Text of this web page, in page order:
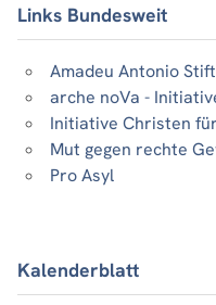
Links Bundesweit
Amadeu Antonio
arche noVa -
Initiative Christen
Mut gegen rechte
Pro Asyl
Kalenderblatt